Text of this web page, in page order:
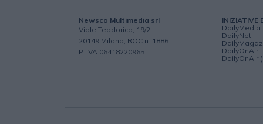
Newsco Multimedia srl
Viale Teodorico, 19/2 –
20149 Milano, ROC n. 1886
P. IVA 06418220965
INIZIATIVE
DailyMedia
DailyNet
DailyOnAir
DailyOnAir